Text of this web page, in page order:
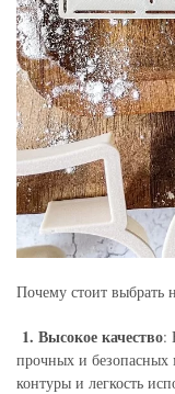
Почему стоит выбрать
1. Высокое качество:
прочных и безопасных
контуры и легкость